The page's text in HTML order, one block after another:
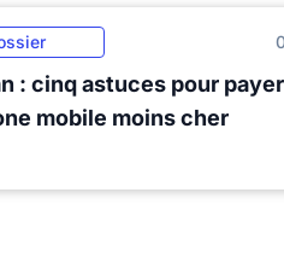
: cinq astuces pour
mobile moins cher